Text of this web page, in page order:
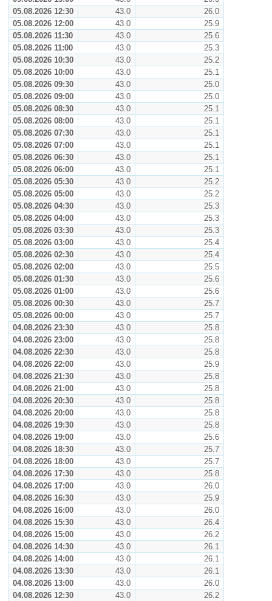
05.08.2026 12:30
43.0
26.0
05.08.2026 12:00
43.0
25.9
05.08.2026 11:30
43.0
25.6
05.08.2026 11:00
43.0
25.3
05.08.2026 10:30
43.0
25.2
05.08.2026 10:00
43.0
25.1
05.08.2026 09:30
43.0
25.0
05.08.2026 09:00
43.0
25.0
05.08.2026 08:30
43.0
25.1
05.08.2026 08:00
43.0
25.1
05.08.2026 07:30
43.0
25.1
05.08.2026 07:00
43.0
25.1
05.08.2026 06:30
43.0
25.1
05.08.2026 06:00
43.0
25.1
05.08.2026 05:30
43.0
25.2
05.08.2026 05:00
43.0
25.2
05.08.2026 04:30
43.0
25.3
05.08.2026 04:00
43.0
25.3
05.08.2026 03:30
43.0
25.3
05.08.2026 03:00
43.0
25.4
05.08.2026 02:30
43.0
25.4
05.08.2026 02:00
43.0
25.5
05.08.2026 01:30
43.0
25.6
05.08.2026 01:00
43.0
25.6
05.08.2026 00:30
43.0
25.7
05.08.2026 00:00
43.0
25.7
04.08.2026 23:30
43.0
25.8
04.08.2026 23:00
43.0
25.8
04.08.2026 22:30
43.0
25.8
04.08.2026 22:00
43.0
25.9
04.08.2026 21:30
43.0
25.8
04.08.2026 21:00
43.0
25.8
04.08.2026 20:30
43.0
25.8
04.08.2026 20:00
43.0
25.8
04.08.2026 19:30
43.0
25.8
04.08.2026 19:00
43.0
25.6
04.08.2026 18:30
43.0
25.7
04.08.2026 18:00
43.0
25.7
04.08.2026 17:30
43.0
25.8
04.08.2026 17:00
43.0
26.0
04.08.2026 16:30
43.0
25.9
04.08.2026 16:00
43.0
26.0
04.08.2026 15:30
43.0
26.4
04.08.2026 15:00
43.0
26.2
04.08.2026 14:30
43.0
26.1
04.08.2026 14:00
43.0
26.1
04.08.2026 13:30
43.0
26.1
04.08.2026 13:00
43.0
26.0
04.08.2026 12:30
43.0
26.2